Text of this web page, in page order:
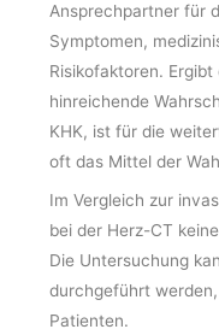
Ansprechpartner für
Symptomen,
Risikofaktoren.
hinreichende
KHK, ist für die
oft das Mittel der
Im Vergleich zur
bei der Herz-CT
Die Untersuchung
durchgeführt
Patienten.